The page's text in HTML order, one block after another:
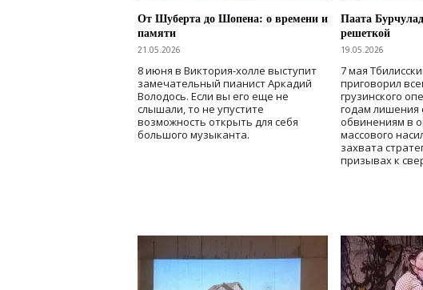
От Шуберта до Шопена: о времени и
памяти
21.05.2026
8 июня в Виктория-холле выступит
замечательный пианист Аркадий
Володось. Если вы его еще не
слышали, то не упустите
возможность открыть для себя
большого музыканта.
Паата
решеткой
19.05.2026
7 мая
приговорил
грузинского
годам лишения
обвинениям в
массового
захвата
призывах к